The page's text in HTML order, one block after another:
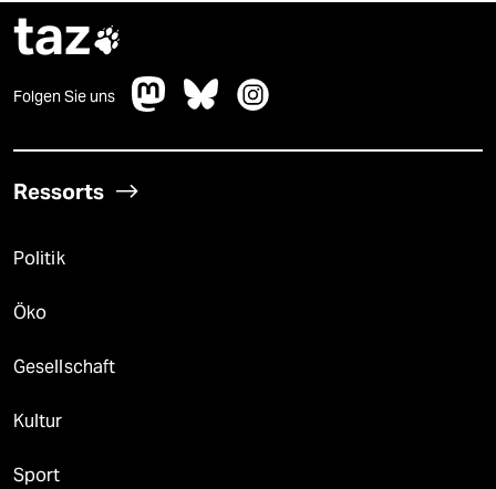
taz
Folgen Sie uns
Ressorts
Politik
Öko
Gesellschaft
Kultur
Sport